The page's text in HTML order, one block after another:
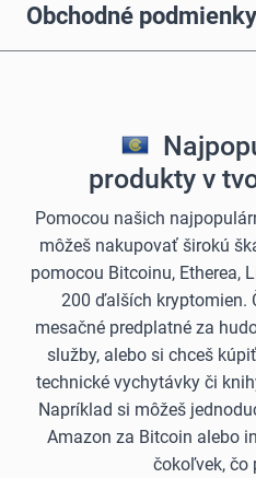
Obchodné podmienky
produkty v
Pomocou našich
môžeš nakupovať širokú
pomocou Bitcoinu, Etherea,
200 ďalších kryptomien.
mesačné predplatné za
služby, alebo si chceš
technické vychytávky či
Napríklad si môžeš
Amazon za Bitcoin alebo
čokoľvek, čo